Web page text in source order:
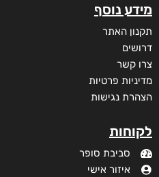
מידע נוסף
תקנון האתר
דרושים
צרו קשר
מדיניות פרטיות
הצהרת נגישות
לקוחות
סביבת סופר
איזור אישי